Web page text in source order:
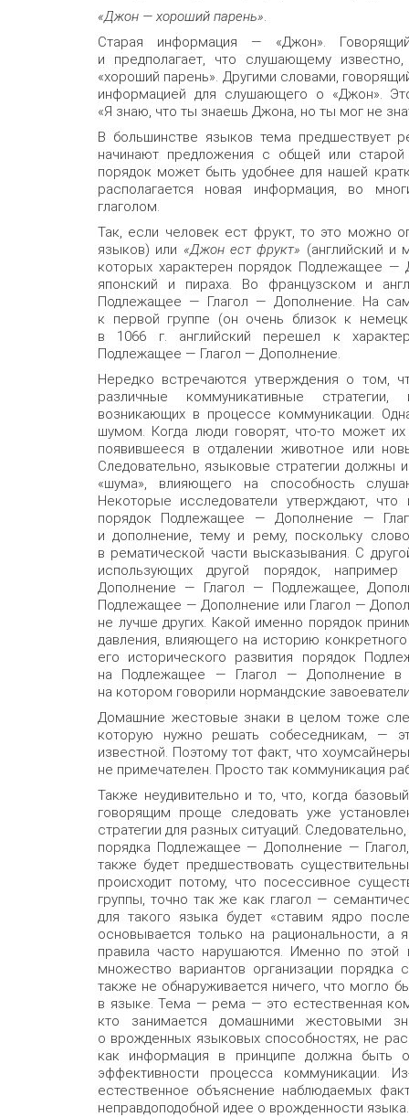
«Джон — хороший парень».
Старая информация — «Джон».
и предполагает, что слушающему
«хороший парень». Другими словами,
информацией для слушающего о «Джон».
«Я знаю, что ты знаешь Джона, но ты мог не
В большинстве языков тема предшествует
начинают предложения с общей или
порядок может быть удобнее для нашей
располагается новая информация, во
глаголом.
Так, если человек ест фрукт, то это можно
языков) или «Джон ест фрукт» (английский и
которых характерен порядок Подлежащее —
японский и пираха. Во французском и
Подлежащее — Глагол — Дополнение. На
к первой группе (он очень близок к
в 1066 г. английский перешел к
Подлежащее — Глагол — Дополнение.
Нередко встречаются утверждения о том,
различные коммуникативные
возникающих в процессе коммуникации.
шумом. Когда люди говорят, что-то может
появившееся в отдалении животное или
Следовательно, языковые стратегии должны
«шума», влияющего на способность
Некоторые исследователи утверждают,
порядок Подлежащее — Дополнение —
и дополнение, тему и рему, поскольку
в рематической части высказывания. С
использующих другой порядок,
Дополнение — Глагол — Подлежащее,
Подлежащее — Дополнение или Глагол —
не лучше других. Какой именно порядок
давления, влияющего на историю
его исторического развития порядок
на Подлежащее — Глагол — Дополнение в
на котором говорили нормандские
Домашние жестовые знаки в целом тоже
которую нужно решать собеседникам, —
известной. Поэтому тот факт, что
не примечателен. Просто так коммуникация
Также неудивительно и то, что, когда
говорящим проще следовать уже
стратегии для разных ситуаций.
порядка Подлежащее — Дополнение —
также будет предшествовать
происходит потому, что посессивное
группы, точно так же как глагол —
для такого языка будет «ставим ядро
основывается только на рациональности, а
правила часто нарушаются. Именно по
множество вариантов организации
также не обнаруживается ничего, что могло
в языке. Тема — рема — это естественная
кто занимается домашними жестовыми
о врожденных языковых способностях, не
как информация в принципе должна быть
эффективности процесса коммуникации.
естественное объяснение наблюдаемых
неправдоподобной идее о врожденности языка.